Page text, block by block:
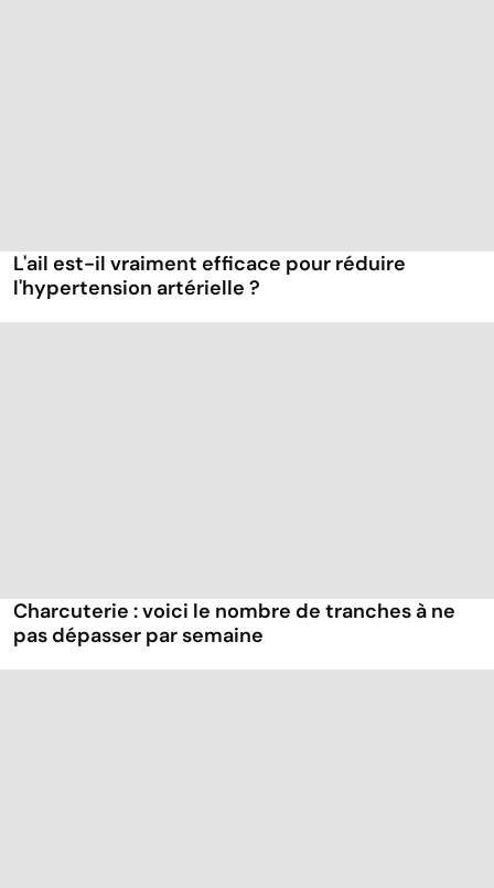
L'ail est-il vraiment efficace pour réduire
l'hypertension artérielle ?
Charcuterie : voici le nombre de tranches à ne
pas dépasser par semaine